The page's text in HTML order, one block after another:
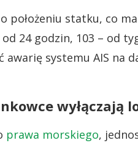
położeniu statku, co
od 24 godzin, 103 – od
awarię systemu AIS na
wyłączają
prawa morskiego,